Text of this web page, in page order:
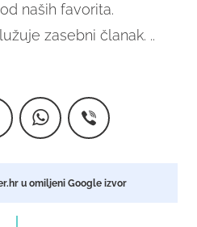
naših favorita.
zasebni članak. ..
u omiljeni Google izvor